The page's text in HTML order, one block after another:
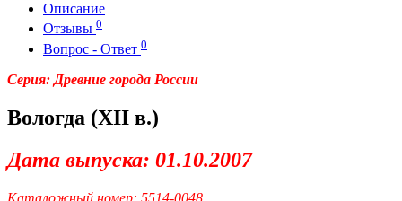
Описание
Отзывы 0
Вопрос - Ответ 0
Серия: Древние города России
Вологда (XII в.)
Дата выпуска: 01.10.2007
Каталожный номер: 5514-0048